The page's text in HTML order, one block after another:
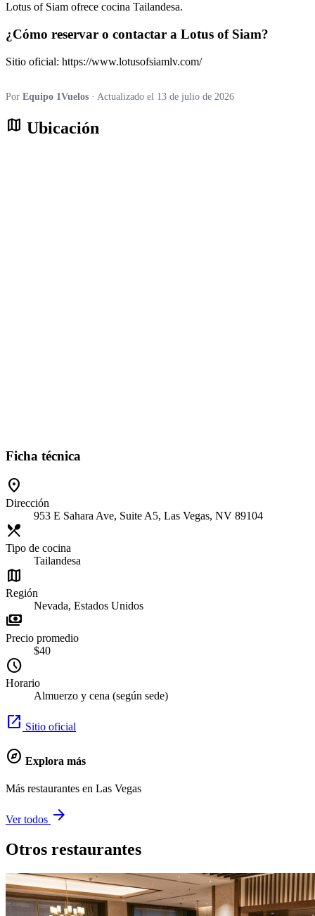
Lotus of Siam ofrece cocina Tailandesa.
¿Cómo reservar o contactar a Lotus of Siam?
Sitio oficial: https://www.lotusofsiamlv.com/
Por Equipo 1Vuelos · Actualizado el 13 de julio de 2026
map Ubicación
Ficha técnica
location_on
Dirección
953 E Sahara Ave, Suite A5, Las Vegas, NV 89104
restaurant_menu
Tipo de cocina
Tailandesa
map
Región
Nevada, Estados Unidos
payments
Precio promedio
$40
schedule
Horario
Almuerzo y cena (según sede)
open_in_new Sitio oficial
explore Explora más
Más restaurantes en Las Vegas
Ver todos arrow_forward
Otros restaurantes